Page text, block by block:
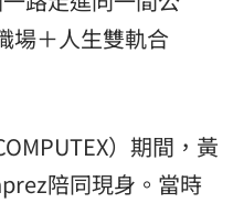
場＋人生雙軌合
）期間，黃
陪同現身。當時